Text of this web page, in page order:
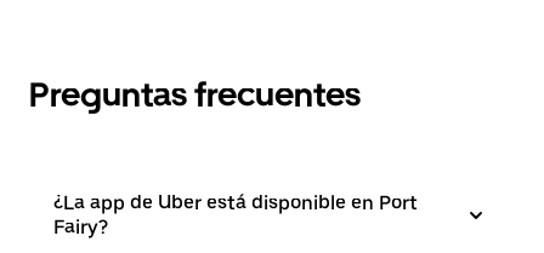
Preguntas frecuentes
¿La app de Uber está disponible en Port
Fairy?